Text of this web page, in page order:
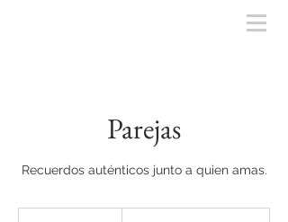
Parejas
Recuerdos auténticos junto a quien amas.